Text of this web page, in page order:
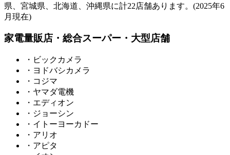
県、宮城県、北海道、沖縄県に計22店舗あります。(2025年6
月現在)
家電量販店・総合スーパー・大型店舗
・ビックカメラ
・ヨドバシカメラ
・コジマ
・ヤマダ電機
・エディオン
・ジョーシン
・イトーヨーカドー
・アリオ
・アピタ